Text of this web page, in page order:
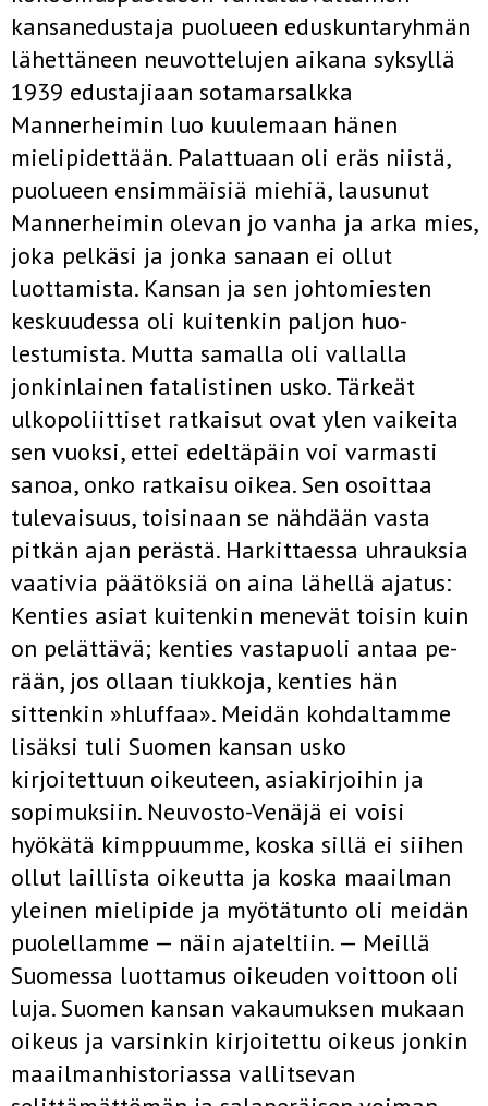
kansanedustaja puolueen eduskuntaryhmän
lähettä­neen neuvottelujen aikana syksyllä
1939 edustajiaan sotamarsalkka
Mannerheimin luo kuulemaan hänen
mielipidettään. Palattuaan oli eräs niistä,
puolueen ensimmäisiä miehiä, lausunut
Mannerheimin olevan jo vanha ja arka mies,
joka pelkäsi ja jonka sanaan ei ollut
luottamista. Kansan ja sen johtomiesten
keskuudessa oli kuitenkin paljon huo­
lestumista. Mutta samalla oli vallalla
jonkinlainen fatalistinen usko. Tärkeät
ulkopoliittiset ratkaisut ovat ylen vaikeita
sen vuoksi, ettei edeltäpäin voi varmasti
sanoa, onko ratkaisu oikea. Sen osoittaa
tule­vaisuus, toisinaan se nähdään vasta
pitkän ajan perästä. Harkittaessa uhrauksia
vaativia päätöksiä on aina lähellä ajatus:
Kenties asiat kui­tenkin menevät toisin kuin
on pelättävä; kenties vastapuoli antaa pe­
rään, jos ollaan tiukkoja, kenties hän
sittenkin »hluffaa». Meidän koh­daltamme
lisäksi tuli Suomen kansan usko
kirjoitettuun oikeuteen, asiakirjoihin ja
sopimuksiin. Neuvosto-Venäjä ei voisi
hyökätä kimp­puumme, koska sillä ei siihen
ollut laillista oikeutta ja koska maailman
yleinen mielipide ja myötätunto oli meidän
puolellamme — näin aja­teltiin. — Meillä
Suomessa luottamus oikeuden voittoon oli
luja. Suomen kansan vakaumuksen mukaan
oikeus ja varsinkin kirjoitettu oikeus jonkin
maailmanhistoriassa vallitsevan